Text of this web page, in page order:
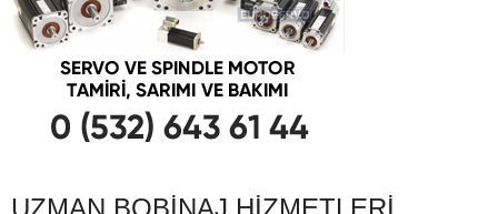
UZMAN BOBINAJ HIZMETLERI